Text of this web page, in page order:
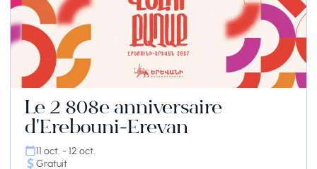
Le 2 808e anniversaire
d'Erebouni-Erevan
11 oct. - 12 oct.
Gratuit